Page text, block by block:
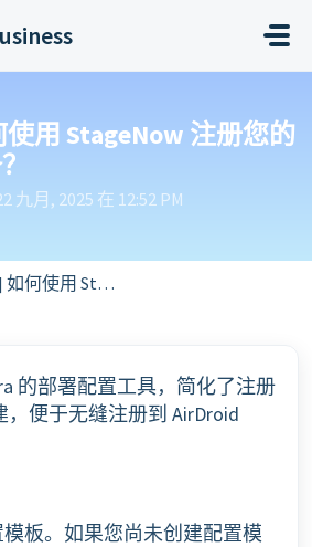
用 StageNow 注册您的
九月, 2025 在 12:52 PM
注册您的 Zebra 设备？
的部署配置工具，简化了注册
便于无缝注册到 AirDroid
板。如果您尚未创建配置模